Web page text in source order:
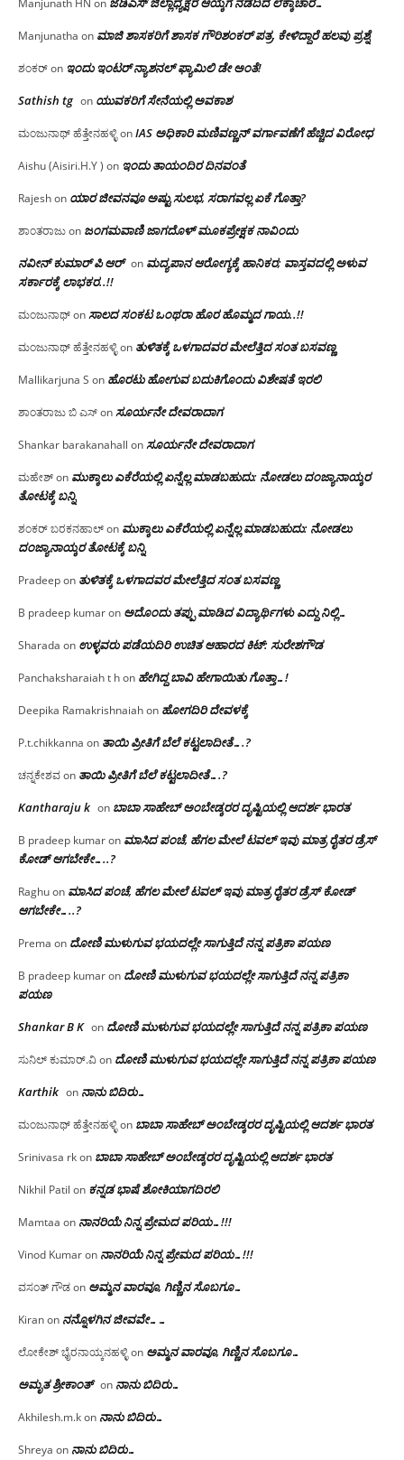
Manjunath HN on
Manjunatha on ಮಾಜಿ ಶಾಸಕರಿಗೆ ಶಾಸಕ ಗೌರಿಶಂಕರ್ ಪತ್ರ, ಕೇಳಿದ್ದಾರೆ ಹಲವು ಪ್ರಶ್ನೆ
ಶಂಕರ್on ಇಂದು ಇಂಟರ್ ನ್ಯಾಶನಲ್ ಫ್ಯಾಮಿಲಿ ಡೇ ಅಂತೆ!
Sathish tg on ಯುವಕರಿಗೆ ಸೇನೆಯಲ್ಲಿ ಅವಕಾಶ
ಮಂಜುನಾಥ್ ಹೆತ್ತೇನಹಳ್ಳಿonIAS ಅಧಿಕಾರಿ ಮಣಿವಣ್ಣನ್ ವರ್ಗಾವಣೆಗೆ ಹೆಚ್ಚಿದ‌ ವಿರೋಧ
Aishu (Aisiri.H.Y ) on ಇಂದು ತಾಯಂದಿರ ದಿನವಂತೆ
Rajeshon ಯಾರ ಜೀವನವೂ ಅಷ್ಟು ಸುಲಭ, ಸರಾಗವಲ್ಲ ಏಕೆ ಗೊತ್ತಾ?
ಶಾಂತರಾಜುon ಜಂಗಮವಾಣಿ ಜಾಗದೊಳ್ ಮೂಕಪ್ರೇಕ್ಷಕ ನಾವಿಂದು
ನವೀನ್ ಕುಮಾರ್ ಪಿ ಆರ್ on ಮದ್ಯಪಾನ ಆರೋಗ್ಯಕ್ಕೆ ಹಾನಿಕರ; ವಾಸ್ತವದಲ್ಲಿ ಅಳುವ
ಸರ್ಕಾರಕ್ಕೆ ಲಾಭಕರ..!!
ಮಂಜುನಾಥ್onಸಾಲದ ಸಂಕಟ ಒಂಥರಾ ಹೊರ ಹೊಮ್ಮದ ಗಾಯ..!!
ಮಂಜುನಾಥ್ ಹೆತ್ತೇನಹಳ್ಳಿon ತುಳಿತಕ್ಕೆ ಒಳಗಾದವರ ಮೇಲೆತ್ತಿದ ಸಂತ ಬಸವಣ್ಣ
Mallikarjuna S on ಹೊರಟು ಹೋಗುವ ಬದುಕಿಗೊಂದು ವಿಶೇಷತೆ ಇರಲಿ
ಶಾಂತರಾಜು ಬಿ ಎಸ್onಸೂರ್ಯನೇ ದೇವರಾದಾಗ
Shankar barakanahall onಸೂರ್ಯನೇ ದೇವರಾದಾಗ
ಮಹೇಶ್on ಮುಕ್ಕಾಲು ಎಕೆರೆಯಲ್ಲಿ ಏನ್ನೆಲ್ಲ‌ ಮಾಡಬಹುದು: ನೋಡಲು ದಂಜ್ಯಾನಾಯ್ಕರ
ತೋಟಕ್ಕೆ ಬನ್ನಿ
ಶಂಕರ್ ಬರಕನಹಾಲ್on ಮುಕ್ಕಾಲು ಎಕೆರೆಯಲ್ಲಿ ಏನ್ನೆಲ್ಲ‌ ಮಾಡಬಹುದು: ನೋಡಲು
ದಂಜ್ಯಾನಾಯ್ಕರ ತೋಟಕ್ಕೆ ಬನ್ನಿ
Pradeepon ತುಳಿತಕ್ಕೆ ಒಳಗಾದವರ ಮೇಲೆತ್ತಿದ ಸಂತ ಬಸವಣ್ಣ
B pradeep kumaron ಅದೊಂದು ತಪ್ಪು ಮಾಡಿದ ವಿದ್ಯಾರ್ಥಿಗಳು ಎದ್ದು ನಿಲ್ಲಿ…
Sharada on ಉಳ್ಳವರು ಪಡೆಯದಿರಿ ಉಚಿತ ಆಹಾರದ ಕಿಟ್: ಸುರೇಶಗೌಡ
Panchaksharaiah t hon ಹೇಗಿದ್ದ ಬಾವಿ ಹೇಗಾಯಿತು ಗೊತ್ತಾ…!
Deepika Ramakrishnaiahon ಹೋಗದಿರಿ ದೇವಳಕ್ಕೆ
P.t.chikkanna on ತಾಯಿ ಪ್ರೀತಿಗೆ ಬೆಲೆ ಕಟ್ಟಲಾದೀತೆ….?
ಚನ್ನಕೇಶವon ತಾಯಿ ಪ್ರೀತಿಗೆ ಬೆಲೆ ಕಟ್ಟಲಾದೀತೆ….?
Kantharaju k on ಬಾಬಾ ಸಾಹೇಬ್ ಅಂಬೇಡ್ಕರರ ದೃಷ್ಟಿಯಲ್ಲಿ ಆದರ್ಶ ಭಾರತ
B pradeep kumaron ಮಾಸಿದ ಪಂಚೆ, ಹೆಗಲ ಮೇಲೆ ಟವಲ್‌ ಇವು ಮಾತ್ರ ರೈತರ ಡ್ರೆಸ್‌
ಕೋಡ್ ಆಗಬೇಕೇ…..?‌
Raghuon ಮಾಸಿದ ಪಂಚೆ, ಹೆಗಲ ಮೇಲೆ ಟವಲ್‌ ಇವು ಮಾತ್ರ ರೈತರ ಡ್ರೆಸ್‌ ಕೋಡ್
ಆಗಬೇಕೇ…..?‌
Prema on ದೋಣಿ ಮುಳುಗುವ ಭಯದಲ್ಲೇ ಸಾಗುತ್ತಿದೆ ನನ್ನ ಪತ್ರಿಕಾ ಪಯಣ
B pradeep kumaron ದೋಣಿ ಮುಳುಗುವ ಭಯದಲ್ಲೇ ಸಾಗುತ್ತಿದೆ ನನ್ನ ಪತ್ರಿಕಾ
ಪಯಣ
Shankar B K on ದೋಣಿ ಮುಳುಗುವ ಭಯದಲ್ಲೇ ಸಾಗುತ್ತಿದೆ ನನ್ನ ಪತ್ರಿಕಾ ಪಯಣ
ಸುನಿಲ್ ಕುಮಾರ್.ವಿon ದೋಣಿ ಮುಳುಗುವ ಭಯದಲ್ಲೇ ಸಾಗುತ್ತಿದೆ ನನ್ನ ಪತ್ರಿಕಾ ಪಯಣ
Karthik on ನಾನು ಬಿದಿರು…
ಮಂಜುನಾಥ್ ಹೆತ್ತೇನಹಳ್ಳಿon ಬಾಬಾ ಸಾಹೇಬ್ ಅಂಬೇಡ್ಕರರ ದೃಷ್ಟಿಯಲ್ಲಿ ಆದರ್ಶ ಭಾರತ
Srinivasa rkon ಬಾಬಾ ಸಾಹೇಬ್ ಅಂಬೇಡ್ಕರರ ದೃಷ್ಟಿಯಲ್ಲಿ ಆದರ್ಶ ಭಾರತ
Nikhil Patil on ಕನ್ನಡ ಭಾಷೆ ಶೋಕಿಯಾಗದಿರಲಿ
Mamtaa on ನಾನರಿಯೆ ನಿನ್ನ ಪ್ರೇಮದ ಪರಿಯ…!!!
Vinod Kumaron ನಾನರಿಯೆ ನಿನ್ನ ಪ್ರೇಮದ ಪರಿಯ…!!!
ವಸಂತ್ ಗೌಡon ಅಮ್ಮನ ವಾರವೂ, ಗಿಣ್ಣಿನ ಸೊಬಗೂ…
Kiranon ನನ್ನೊಳಗಿನ ಜೀವವೇ……
ಲೋಕೇಶ್ ಭೈರನಾಯ್ಕನಹಳ್ಳಿon ಅಮ್ಮನ ವಾರವೂ, ಗಿಣ್ಣಿನ ಸೊಬಗೂ…
ಅಮೃತ ಶ್ರೀಕಾಂತ್ on ನಾನು ಬಿದಿರು…
Akhilesh.m.kon ನಾನು ಬಿದಿರು…
Shreya on ನಾನು ಬಿದಿರು…